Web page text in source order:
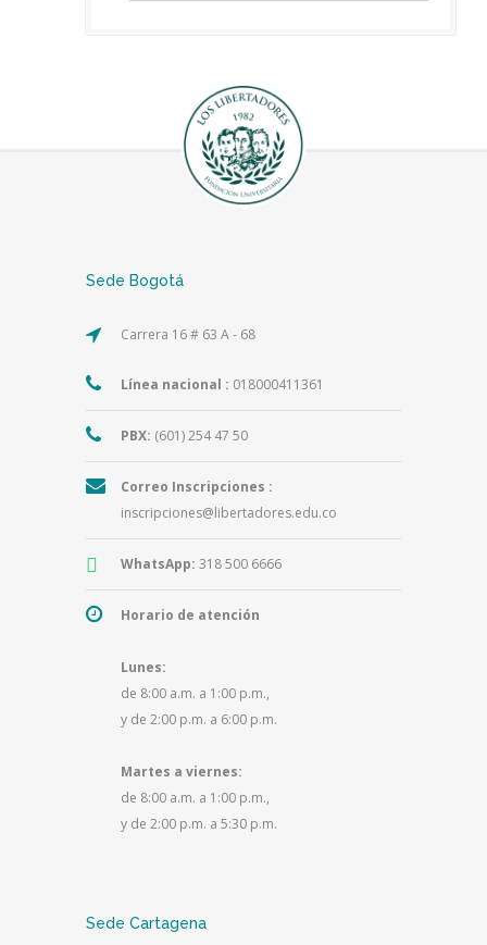
Sede Bogotá
Carrera 16 # 63 A - 68
Línea nacional : 018000411361
PBX: (601) 254 47 50
Correo Inscripciones :
inscripciones@libertadores.edu.co
WhatsApp: 318 500 6666
Horario de atención
Lunes:
de 8:00 a.m. a 1:00 p.m.,
y de 2:00 p.m. a 6:00 p.m.
Martes a viernes:
de 8:00 a.m. a 1:00 p.m.,
y de 2:00 p.m. a 5:30 p.m.
Sede Cartagena